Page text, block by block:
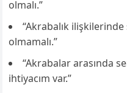
olmalı.”
“Akrabalık
olmamalı.”
“Akrabalar arasında
ihtiyacım var.”